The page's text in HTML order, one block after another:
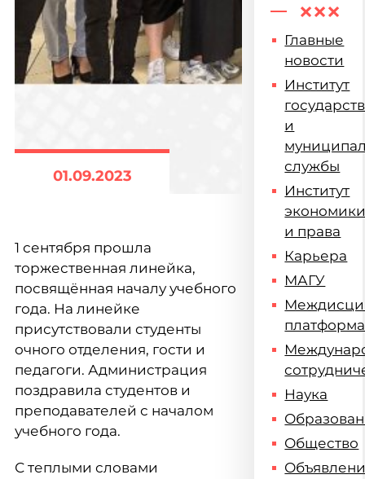
01.09.2023
1 сентября прошла
торжественная линейка,
посвящённая началу учебного
года. На линейке
присутствовали студенты
очного отделения, гости и
педагоги. Администрация
поздравила студентов и
преподавателей с началом
учебного года.
С теплыми словами
Главные
новости
Институт
и
службы
Институт
и права
Карьера
МАГУ
платформа
Наука
Общество